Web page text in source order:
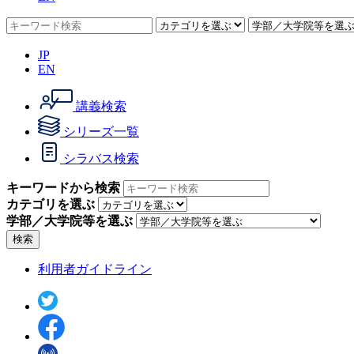
JP
EN
講義検索
シリーズ一覧
シラバス検索
キーワードから検索
カテゴリを選ぶ
学部／大学院等を選ぶ
検索
利用者ガイドライン